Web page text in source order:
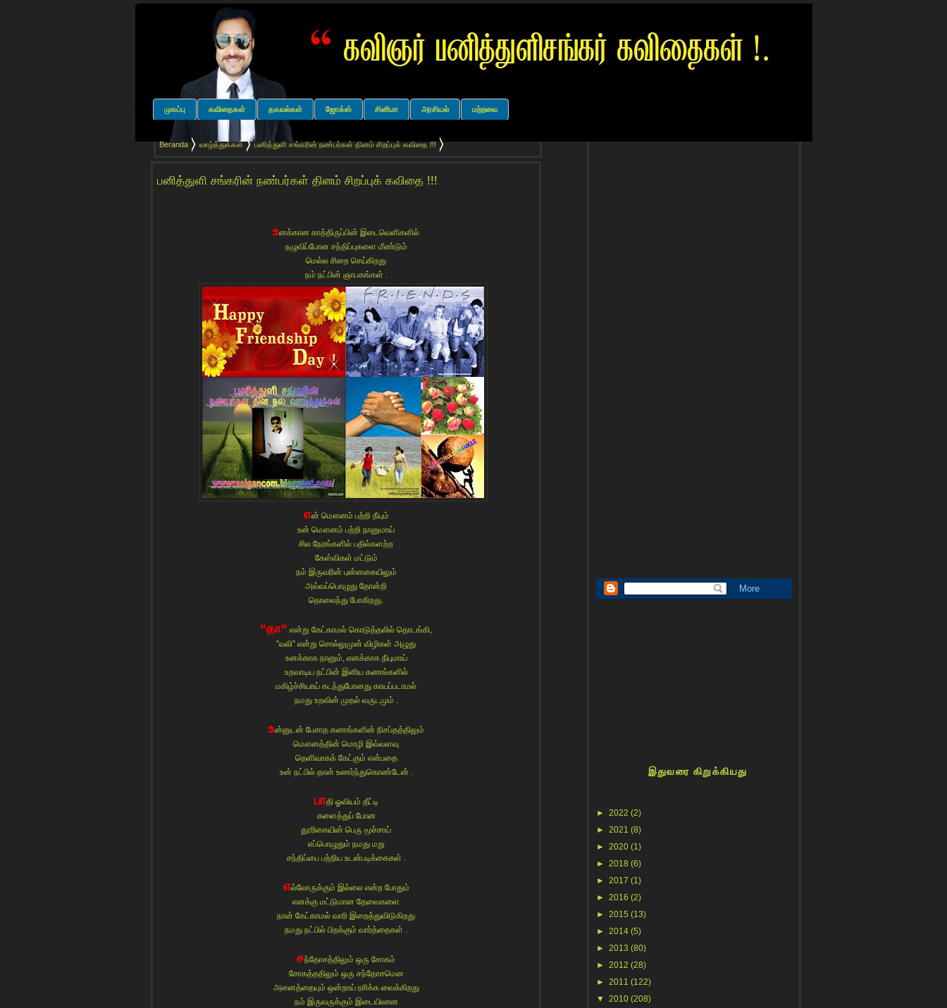
முகப்பு கவிதைகள் தகவல்கள் ஜோக்ஸ் சினிமா அரசியல் மற்றவை
Beranda வாழ்த்துக்கள் பனித்துளி சங்கரின் நண்பர்கள் தினம் சிறப்புக் கவிதை !!!
பனித்துளி சங்கரின் நண்பர்கள் தினம் சிறப்புக் கவிதை !!!
உனக்கான காத்திருப்பின் இடைவெளிகளில்
நழுவிப்போன சந்திப்புகளை மீண்டும்
மெல்ல சிறை செய்கிறது
நம் நட்பின் ஞாபகங்கள் .
என் மௌனம் பற்றி நீயும்
உன் மௌனம் பற்றி நானுமாய்
சில நேரங்களில் பதில்களற்ற
கேள்விகள் மட்டும்
நம் இருவரின் புன்னகையிலும்
அவ்வப்பொழுது தோன்றி
தொலைந்து போகிறது.
“தா“ என்று கேட்காமல் கொடுத்தலில் தொடங்கி,
“வலி“ என்று சொல்லுமுன் விழிகள் அழுது
உனக்காக நானும், எனக்காக நீயுமாய்
உறவாடிய நட்பின் இனிய கணங்களில்
மகிழ்ச்சியாய் கடந்துபோனது காயப்படாமல்
நமது உறவின் முதல் வருடமும் .
உன்னுடன் பேசாத கணங்களின் நிசப்தத்திலும்
மௌனத்தின் மொழி இவ்வளவு
தெளிவாகக் கேட்கும் என்பதை
உன் நட்பில் தான் உணர்ந்துகொண்டேன் .
பாதி ஓவியம் தீட்டி
களைத்துப் போன
தூரிகையின் பெரு மூச்சாய்
எப்பொழுதும் நமது மறு
சந்திப்பை பற்றிய உடன்படிக்கைகள் .
எல்லோருக்கும் இல்லை என்ற போதும்
எனக்கு மட்டுமான தேவைகளை
நான் கேட்காமல் வாரி இறைத்துவிடுகிறது
நமது நட்பில் பிறக்கும் வார்த்தைகள் .
சந்தோசத்திலும் ஒரு சோகம்
சோகத்ததிலும் ஒரு சந்தோசமென
அனைத்தையும் ஒன்றாய் ரசிக்க வைக்கிறது
நம் இருவருக்கும் இடையிலான
இதுவரை கிறுக்கியது
► 2022 (2)
► 2021 (8)
► 2020 (1)
► 2018 (6)
► 2017 (1)
► 2016 (2)
► 2015 (13)
► 2014 (5)
► 2013 (80)
► 2012 (28)
► 2011 (122)
▼ 2010 (208)